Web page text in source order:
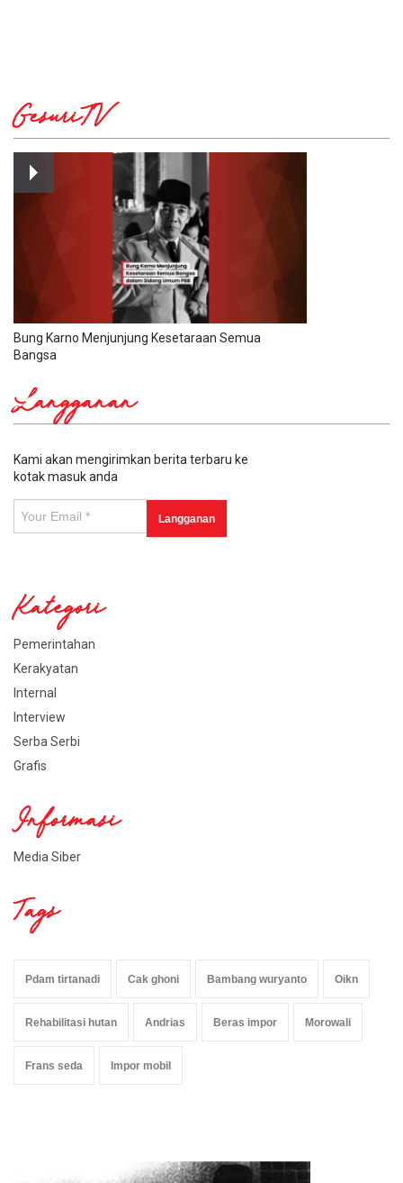
GesuriTV
Bung Karno Menjunjung Kesetaraan Semua
Bangsa
Langganan
Kami akan mengirimkan berita terbaru ke
kotak masuk anda
Kategori
Pemerintahan
Kerakyatan
Internal
Interview
Serba Serbi
Grafis
Informasi
Media Siber
Tags
Pdam tirtanadi Cak ghoni Bambang wuryanto Oikn
Rehabilitasi hutan Andrias Beras impor Morowali
Frans seda Impor mobil